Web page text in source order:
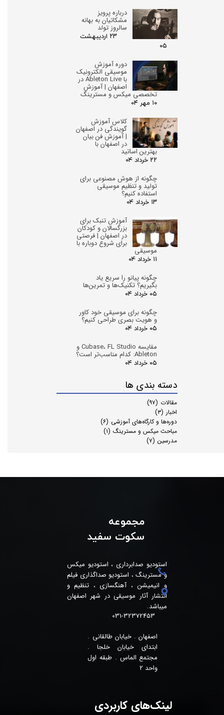
درباره پرویز
مشکاتیان به بهانه
سالروز تولد
۲۳ اردیبهشت
۰۵
دوره آموزش
موسیقی الکترونیک
با Ableton Live در
اصفهان | آموزش
تخصصی میکس و مسترینگ
۱۰ مهر ۰۴
کلاس آموزش
گویندگی در اصفهان
| آموزش فن بیان
در اصفهان با
بهترین اساتید
۲۲ خرداد ۰۴
چگونه از هوش مصنوعی برای
تولید و تنظیم موسیقی
استفاده کنیم؟
۱۳ خرداد ۰۴
آموزش تنبک برای
بزرگسالان و کودکان
در اصفهان | فرصتی
برای شروع دوباره با
موسیقی
۱۱ خرداد ۰۴
چگونه پیانو را سریع یاد
بگیریم؟ تکنیک‌ها و تمرین‌ها
۰۵ خرداد ۰۴
چگونه برای موسیقی خود کاور
و هویت بصری طراحی کنیم؟
۰۵ خرداد ۰۴
مقایسه Cubase، FL Studio و
Ableton: کدام مناسب‌تر است؟
۰۵ خرداد ۰۴
دسته بندی ها
مقالات (۹۷)
اخبار (۳)
دوره‌ها و کارگاه‌های آموزشی (۶)
مباحث میکس و مسترینگ (۱)
مدرسین (۷)
مجموعه
سکوت سفید
استودیو صدابرداری ، استودیو میکس
و مسترینگ ، استودیو صداگذاری فیلم
و انیمیشن ، آهنگسازی ، تنظیم و
انتشار آثار موسیقی در شهر اصفهان
میباشد.
031-32372453
اصفهان . خیابان طالقانی .
ابتدای خیابان خلجا .
مجتمع الماس . طبقه اول
واحد 2
لینک‌های کاربردی